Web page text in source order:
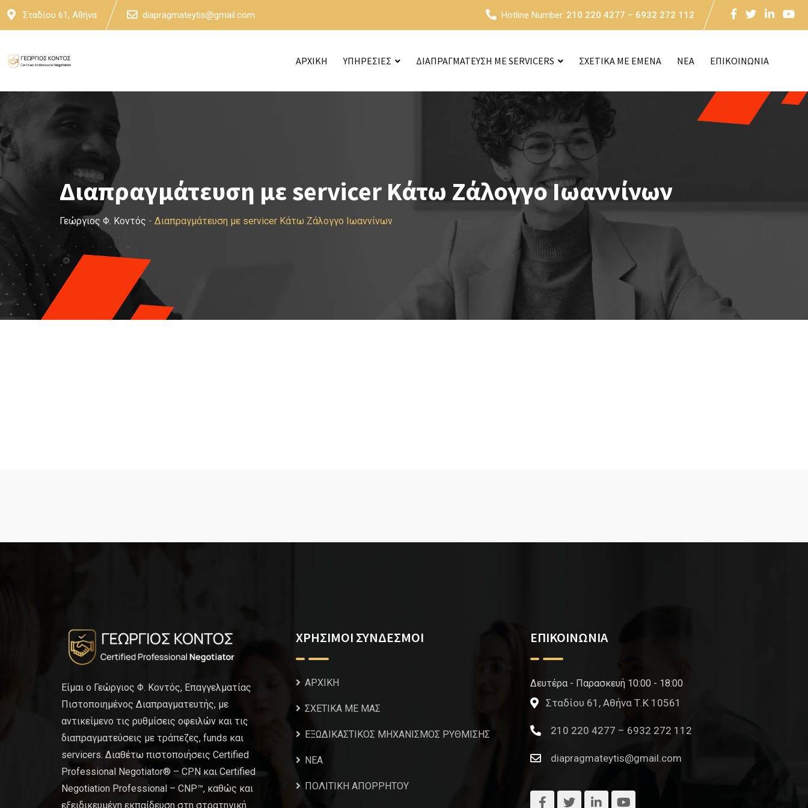
Skip
Σταδίου 61, Αθήνα diapragmateytis@gmail.com Hotline Number: 210 220 4277 – 6932 272 112
ΑΡΧΙΚΗ ΥΠΗΡΕΣΙΕΣ ΔΙΑΠΡΑΓΜΑΤΕΥΣΗ ΜΕ SERVICERS ΣΧΕΤΙΚΑ ΜΕ ΕΜΕΝΑ NEA ΕΠΙΚΟΙΝΩΝΙΑ
Διαπραγμάτευση με servicer Κάτω Ζάλογγο Ιωαννίνων
Γεώργιος Φ. Κοντός - Διαπραγμάτευση με servicer Κάτω Ζάλογγο Ιωαννίνων
Είμαι ο Γεώργιος Φ. Κοντός, Επαγγελματίας
Πιστοποιημένος Διαπραγματευτής, με
αντικείμενο τις ρυθμίσεις οφειλών και τις
διαπραγματεύσεις με τράπεζες, funds και
servicers. Διαθέτω πιστοποιήσεις Certified
Professional Negotiator® – CPN και Certified
Negotiation Professional – CNP™, καθώς και
εξειδικευμένη εκπαίδευση στη στρατηγική
ΧΡΗΣΙΜΟΙ ΣΥΝΔΕΣΜΟΙ
ΑΡΧΙΚΗ
ΣΧΕΤΙΚΑ ΜΕ ΜΑΣ
ΕΞΩΔΙΚΑΣΤΙΚΟΣ ΜΗΧΑΝΙΣΜΟΣ ΡΥΘΜΙΣΗΣ
NEA
ΠΟΛΙΤΙΚΗ ΑΠΟΡΡΗΤΟΥ
ΕΠΙΚΟΙΝΩΝΙΑ
Δευτέρα - Παρασκευή 10:00 - 18:00
Σταδίου 61, Αθήνα Τ.Κ 10561
210 220 4277 – 6932 272 112
diapragmateytis@gmail.com